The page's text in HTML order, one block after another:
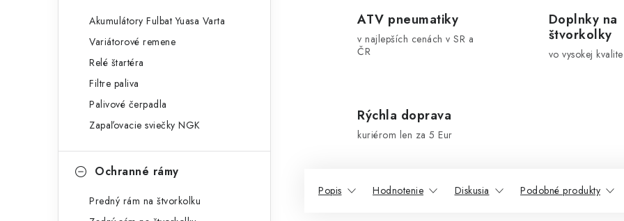
Akumulátory Fulbat Yuasa Varta
Variátorové remene
Relé štartéra
Filtre paliva
Palivové čerpadla
Zapaľovacie sviečky NGK
Ochranné rámy
Predný rám na štvorkolku
ATV pneumatiky
v najlepších cenách v SR a
ČR
Doplnky na
štvorkolky
vo vysokej kvalite
Rýchla doprava
kuriérom len za 5 Eur
Popis Hodnotenie Diskusia Podobné produkty